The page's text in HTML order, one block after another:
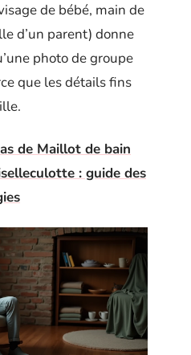
de bébé, main de
d’un parent) donne
photo de groupe
que les détails fins
de Maillot de bain
: guide des